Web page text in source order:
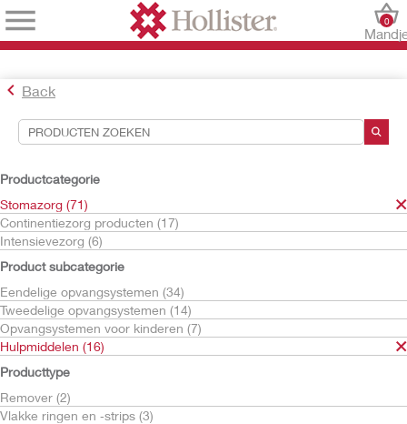
0
Back
Productcategorie
Stomazorg (71)
Continentiezorg producten (17)
Intensievezorg (6)
Product subcategorie
Eendelige opvangsystemen (34)
Tweedelige opvangsystemen (14)
Opvangsystemen voor kinderen (7)
Hulpmiddelen (16)
Producttype
Remover (2)
Vlakke ringen en ‑strips (3)
Hulpmiddelen voor zoekopdrachten
Uw selecties:
Stomazorg
Hulpmiddelen
Pasta
Uw selectie komt overeen met
Sorteren op: